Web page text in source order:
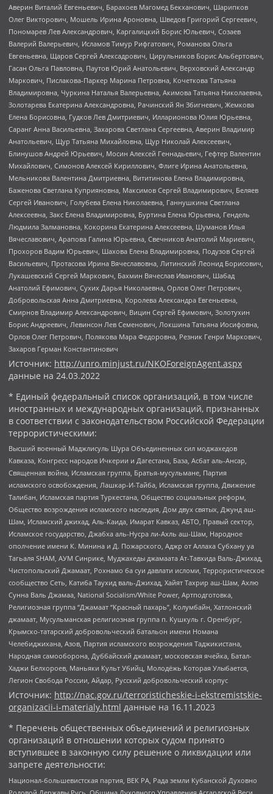
Аверин Виталий Евгеньевич, Барахоев Магомед Бекханович, Шарипков
Олег Викторович, Мошель Ирина Ароновна, Шведов Григорий Сергеевич,
Пономарев Лев Александрович, Каргалицкий Борис Юльевич, Созаев
Валерий Валерьевич, Исламов Тимур Рифгатович, Романова Ольга
Евгеньевна, Щаров Сергей Алексадрович, Цирульников Борис Альбертович,
Гасан Ольга Павловна, Паутов Юрий Анатольевич, Верховский Александр
Маркович, Пислакова-Паркер Марина Петровна, Кочеткова Татьяна
Владимировна, Чуркина Наталья Валерьевна, Акимова Татьяна Николаевна,
Золотарева Екатерина Александровна, Рачинский Ян Збигневич, Жемкова
Елена Борисовна, Гудков Лев Дмитриевич, Илларионова Юлия Юрьевна,
Саранг Анна Васильевна, Захарова Светлана Сергеевна, Аверин Владимир
Анатольевич, Щур Татьяна Михайловна, Щур Николай Алексеевич,
Блинушов Андрей Юрьевич, Мосин Алексей Геннадьевич, Гефтер Валентин
Михайлович, Симонов Алексей Кириллович, Флиге Ирина Анатольевна,
Мельникова Валентина Дмитриевна, Вититинова Елена Владимировна,
Баженова Светлана Куприяновна, Максимов Сергей Владимирович, Беляев
Сергей Иванович, Голубева Елена Николаевна, Ганнушкина Светлана
Алексеевна, Закс Елена Владимировна, Буртина Елена Юрьевна, Гендель
Людмила Залмановна, Кокорина Екатерина Алексеевна, Шуманов Илья
Вячеславович, Арапова Галина Юрьевна, Свечников Анатолий Мариевич,
Прохоров Вадим Юрьевич, Шахова Елена Владимировна, Подузов Сергей
Васильевич, Протасова Ирина Вячеславовна, Литинский Леонид Борисович,
Лукашевский Сергей Маркович, Бахмин Вячеслав Иванович, Шабад
Анатолий Ефимович, Сухих Дарья Николаевна, Орлов Олег Петрович,
Добровольская Анна Дмитриевна, Королева Александра Евгеньевна,
Смирнов Владимир Александрович, Вицин Сергей Ефимович, Золотухин
Борис Андреевич, Левинсон Лев Семенович, Локшина Татьяна Иосифовна,
Орлов Олег Петрович, Полякова Мара Федоровна, Резник Генри Маркович,
Захаров Герман Константинович
Источник: http://unro.minjust.ru/NKOForeignAgent.aspx
данные на 24.03.2022
* Единый федеральный список организаций, в том числе
иностранных и международных организаций, признанных
в соответствии с законодательством Российской Федерации
террористическими:
Высший военный Маджлисуль Шура Объединенных сил моджахедов
Кавказа, Конгресс народов Ичкерии и Дагестана, База, Асбат аль-Ансар,
Священная война, Исламская группа, Братья-мусульмане, Партия
исламского освобождения, Лашкар-И-Тайба, Исламская группа, Движение
Талибан, Исламская партия Туркестана, Общество социальных реформ,
Общество возрождения исламского наследия, Дом двух святых, Джунд аш-
Шам, Исламский джихад, Аль-Каида, Имарат Кавказ, АБТО, Правый сектор,
Исламское государство, Джабха аль-Нусра ли-Ахль аш-Шам, Народное
ополчение имени К. Минина и Д. Пожарского, Аджр от Аллаха Субхану уа
Тагьаля SHAM, АУМ Синрике, Муджахеды джамаата Ат-Тавхида Валь-Джихад,
Чистопольский Джамаат, Рохнамо ба суи давлати исломи, Террористическое
сообщество Сеть, Катиба Таухид валь-Джихад, Хайят Тахрир аш-Шам, Ахлю
Сунна Валь Джамаа, National Socialism/White Power, Артподготовка,
Религиозная группа “Джамаат “Красный пахарь”, Колумбайн, Хатлонский
джамаат, Мусульманская религиозная группа п. Кушкуль г. Оренбург,
Крымско-татарский добровольческий батальон имени Номана
Челебиджихана, Азов, Партия исламского возрождения Таджикистана,
Народная самооборона, Дуббайский джамаат, московская ячейка, Батал-
Хаджи Белхороев, Маньяки Культ Убийц, Молодёжь Которая Улыбается,
Легион Свобода России, Айдар, Русский добровольческий корпус
Источник: http://nac.gov.ru/terroristicheskie-i-ekstremistskie-
organizacii-i-materialy.html данные на 16.11.2023
* Перечень общественных объединений и религиозных
организаций в отношении которых судом принято
вступившее в законную силу решение о ликвидации или
запрете деятельности:
Национал-большевистская партия, ВЕК РА, Рада земли Кубанской Духовно